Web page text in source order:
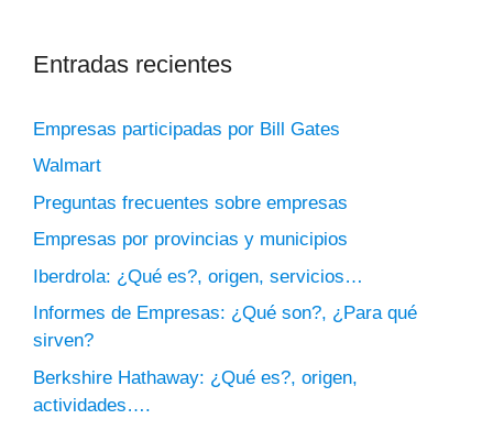
Entradas recientes
Empresas participadas por Bill Gates
Walmart
Preguntas frecuentes sobre empresas
Empresas por provincias y municipios
Iberdrola: ¿Qué es?, origen, servicios…
Informes de Empresas: ¿Qué son?, ¿Para qué
sirven?
Berkshire Hathaway: ¿Qué es?, origen,
actividades….